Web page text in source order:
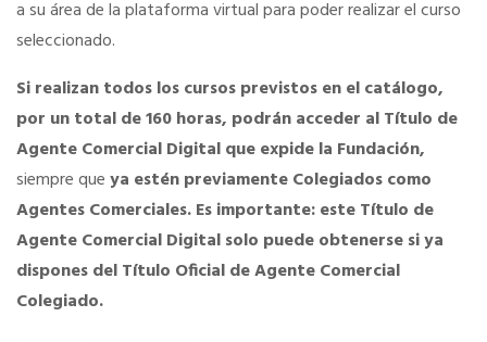
Servicios financieros
Ventajas en las ferias
Seguro de vida
Tu CRM AC
a su área de la plataforma virtual para poder realizar el curso
seleccionado.
Si realizan todos los cursos previstos en el catálogo,
por un total de 160 horas, podrán acceder al Título de
Agente Comercial Digitalque expide la Fundación,
siempre queya estén previamente Colegiados como
Agentes Comerciales.Es importante: este Título de
Agente Comercial Digital solo puede obtenerse si ya
dispones del Título Oficial de Agente Comercial
Colegiado.